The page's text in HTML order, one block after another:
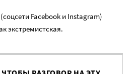
Facebook и Instagram)
экстремистская.